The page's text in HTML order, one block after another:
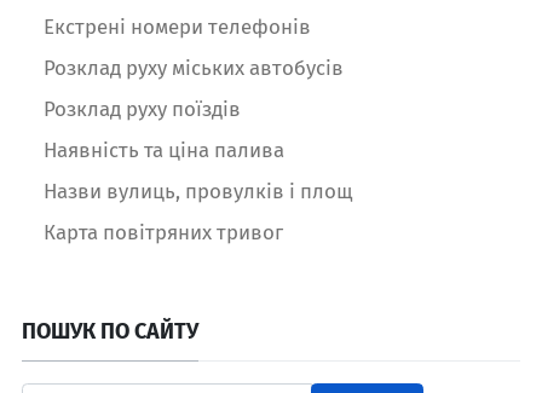
Екстрені номери телефонів
Розклад руху міських автобусів
Розклад руху поїздів
Наявність та ціна палива
Назви вулиць, провулків і площ
Карта повітряних тривог
ПОШУК ПО САЙТУ